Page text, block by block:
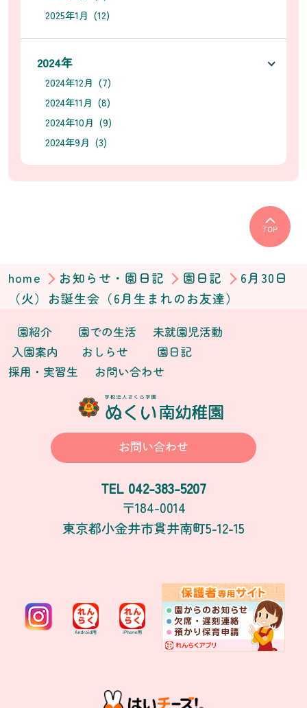
2025年1月 (12)
2024年
2024年12月 (7)
2024年11月 (8)
2024年10月 (9)
2024年9月 (3)
TOP
home お知らせ・園日記 園日記
6月30日
（火）お誕生会（6月生まれのお友達）
園紹介 園での生活
未就園児活動
入園案内
おしらせ
園日記
採用・実習生
お問い合わせ
お問い合わせ
TEL 042-383-5207
〒184-0014
東京都小金井市貫井南町5-12-15